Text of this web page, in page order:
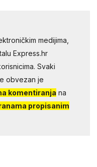
medijima,
Express.hr
Svaki
obvezan je
komentiranja na
propisanim